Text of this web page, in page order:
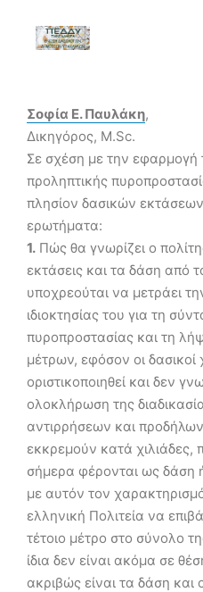
Σοφία Ε. Παυλάκη,
Δικηγόρος, M.Sc.
Σε σχέση με την εφαρμογή
προληπτικής
πλησίον δασικών
ερωτήματα:
1. Πώς θα γνωρίζει ο
εκτάσεις και τα δάση από
υποχρεούται να μετράει
ιδιοκτησίας του για τη
πυροπροστασίας και τη
μέτρων, εφόσον οι
οριστικοποιηθεί και δεν
ολοκλήρωση της
αντιρρήσεων και
εκκρεμούν κατά χιλιάδες,
σήμερα φέρονται ως δάση
με αυτόν τον
ελληνική Πολιτεία να
τέτοιο μέτρο στο σύνολο
ίδια δεν είναι ακόμα σε
ακριβώς είναι τα δάση και